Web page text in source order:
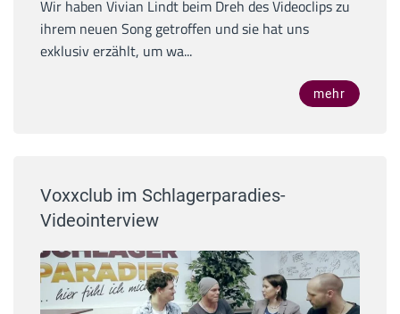
Wir haben Vivian Lindt beim Dreh des Videoclips zu
ihrem neuen Song getroffen und sie hat uns
exklusiv erzählt, um wa...
mehr
Voxxclub im Schlagerparadies-
Videointerview